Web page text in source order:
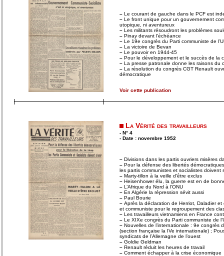
– Le courant de gauche dans le PCF est
– Le front unique pour un gouvernement
utopique, ni aventureux
– Les militants résoudront les problèmes
– Pinay devant l’échéance
– Le 19e congrès du Parti communiste de
– La victoire de Bevan
– Le pouvoir en 1944-45
– Pour le développement et le succès de la
– La presse patronale donne les raisons du
– La résolution du congrès CGT Renault
démocratique
Voir cette publication
La Vérité des travailleurs
- N° 4
- Date : novembre 1952
– Divisions dans les partis ouvriers misères
– Pour la défense des libertés
les partis communistes et socialistes doivent
– Marty-tillon à la veille d’être exclus
– Heisenhower élu, la guerre est en de
– L’Afrique du Nord à l’ONU
– En Algérie la répression sévit aussi
– Paul Bourie
– Après la déclaration de Herriot, Daladier
et communiste pour le regroupement des
– Les travailleurs vietnamiens en France
– Le XIXe congrès du Parti communiste de
– Nouvelles de l’internationale : 9e congrès
(section française la IVe internationale) ;
syndicats de l’Allemagne de l’ouest
– Goldie Geldman
– Renault réduit les heures de travail
– Comment échapper à la crise économique